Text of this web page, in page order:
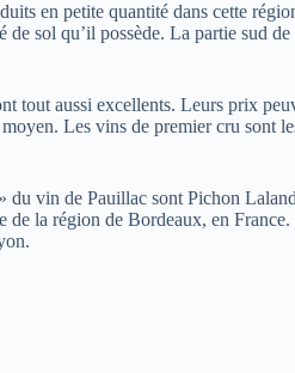
en petite quantité dans cette
sol qu’il possède. La partie sud
tout aussi excellents. Leurs prix
Les vins de premier cru sont
du vin de Pauillac sont Pichon
la région de Bordeaux, en